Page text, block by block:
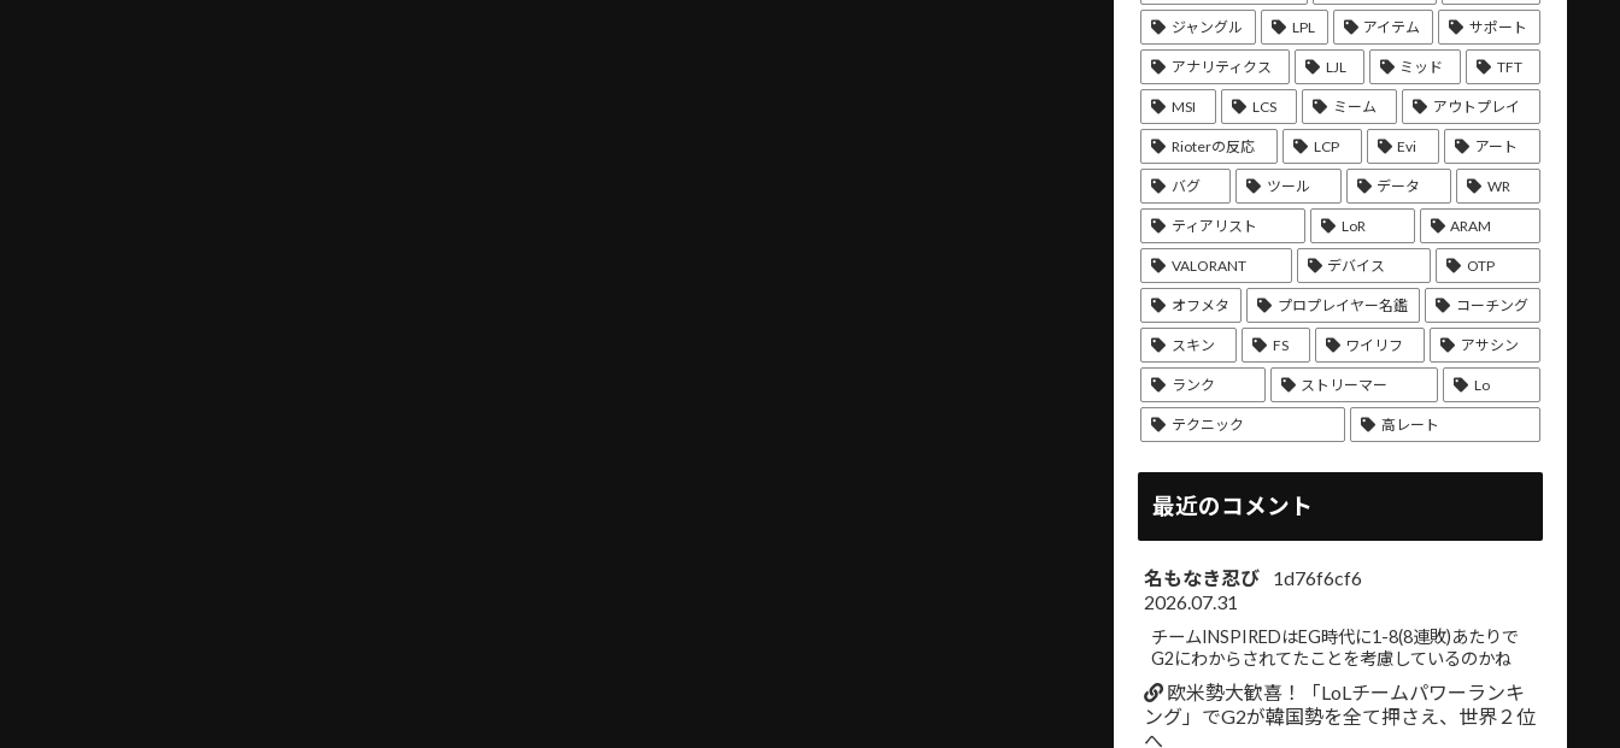
ジャングル LPL アイテム サポート
アナリティクス LJL ミッド TFT
MSI LCS ミーム アウトプレイ
Rioterの反応 LCP Evi アート
バグ ツール データ WR
ティアリスト LoR ARAM
VALORANT デバイス OTP
オフメタ プロプレイヤー名鑑 コーチング
スキン FS ワイリフ アサシン
ランク ストリーマー Lo
テクニック 高レート
最近のコメント
名もなき忍び
1d76f6cf6
2026.07.31
チームINSPIREDはEG時代に1-8(8連敗)あたりで
G2にわからされてたことを考慮しているのかね
欧米勢大歓喜！「LoLチームパワーランキ
ング」でG2が韓国勢を全て押さえ、世界２位
へ